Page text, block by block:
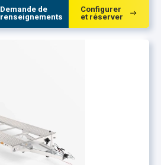
Demande de
renseignements
Configurer
et réserver